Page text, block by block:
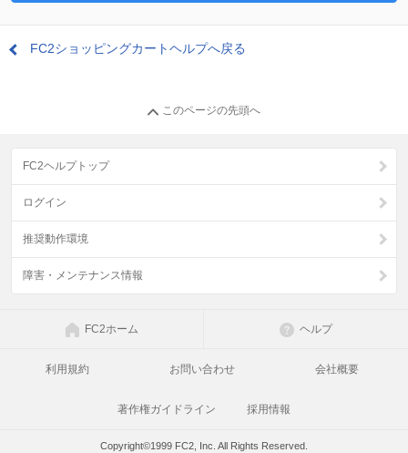
FC2ショッピングカートヘルプへ戻る
このページの先頭へ
FC2ヘルプトップ
ログイン
推奨動作環境
障害・メンテナンス情報
FC2ホーム ヘルプ
利用規約 お問い合わせ 会社概要
著作権ガイドライン 採用情報
Copyright©1999 FC2, Inc. All Rights Reserved.